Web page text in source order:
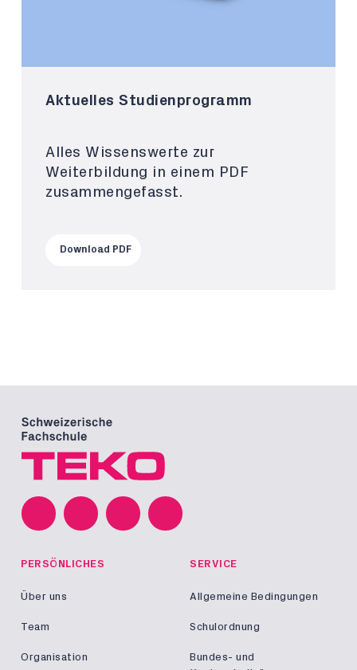
Aktuelles Studienprogramm
Alles Wissenswerte zur
Weiterbildung in einem PDF
zusammengefasst.
Download PDF
PERSÖNLICHES
Über uns
Team
Organisation
SERVICE
Allgemeine Bedingungen
Schulordnung
Bundes- und